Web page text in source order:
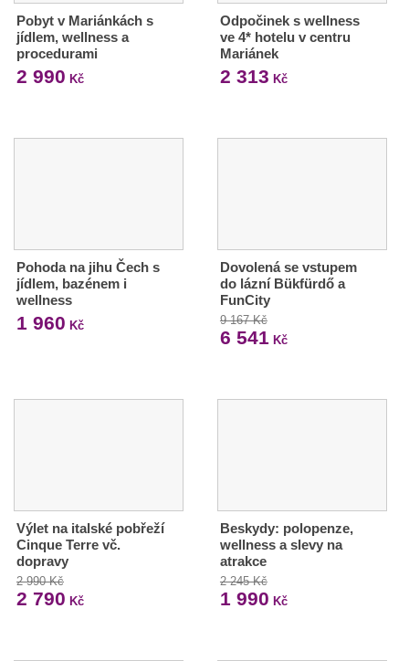
Pobyt v Mariánkách s
jídlem, wellness a
procedurami
2 990 Kč
Odpočinek s wellness
ve 4* hotelu v centru
Mariánek
2 313 Kč
Pohoda na jihu Čech s
jídlem, bazénem i
wellness
1 960 Kč
Dovolená se vstupem
do lázní Bükfürdő a
FunCity
9 167 Kč
6 541 Kč
Výlet na italské pobřeží
Cinque Terre vč.
dopravy
2 990 Kč
2 790 Kč
Beskydy: polopenze,
wellness a slevy na
atrakce
2 245 Kč
1 990 Kč